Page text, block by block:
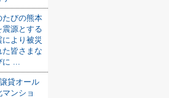
たびの熊本
震源とする
により被災
た皆さまな
に ...
貸オール
マンショ